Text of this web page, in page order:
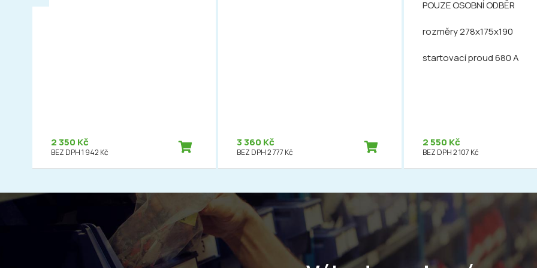
2 350 Kč
BEZ DPH 1 942 Kč
3 360 Kč
BEZ DPH 2 777 Kč
POUZE OSOBNÍ ODBĚR
rozměry 278x175x190
startovací proud 680 A
2 550 Kč
BEZ DPH 2 107 Kč